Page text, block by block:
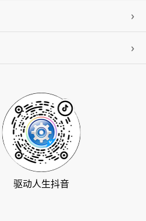
驱动人生抖音